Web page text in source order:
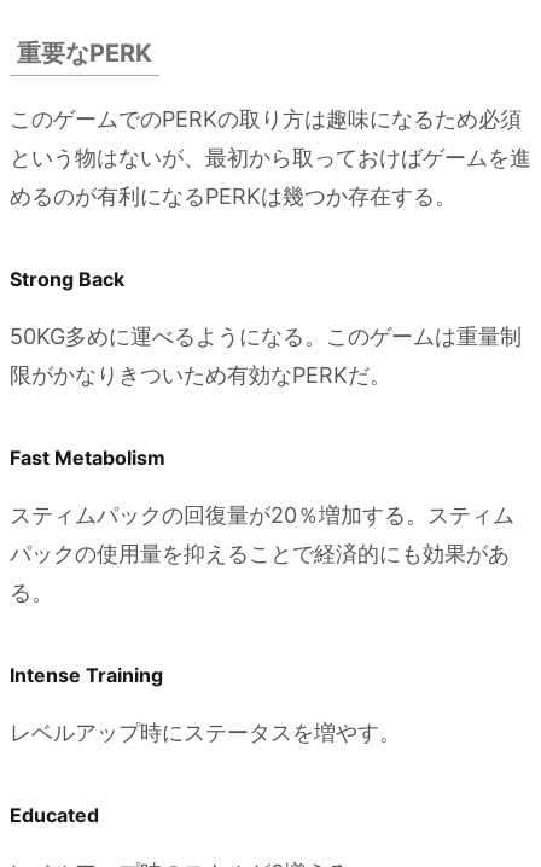
重要なPERK
このゲームでのPERKの取り方は趣味になるため必須
という物はないが、最初から取っておけばゲームを進
めるのが有利になるPERKは幾つか存在する。
Strong Back
50KG多めに運べるようになる。このゲームは重量制
限がかなりきついため有効なPERKだ。
Fast Metabolism
スティムパックの回復量が20％増加する。スティム
パックの使用量を抑えることで経済的にも効果があ
る。
Intense Training
レベルアップ時にステータスを増やす。
Educated